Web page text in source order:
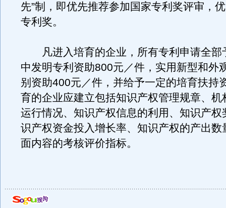
先”制，即优先推荐参加国家专利奖评审，
专利奖。
凡进入培育的企业，所有专利申请全部
中发明专利资助800元／件，实用新型和外
别资助400元／件，并给予一定的培育扶持
育的企业应建立包括知识产权管理规章、机
运行情况、知识产权信息的利用、知识产权
识产权资金投入增长率、知识产权的产出数
面内容的考核评价指标。